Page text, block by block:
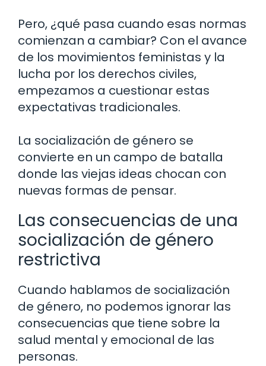
Pero, ¿qué pasa cuando esas normas
comienzan a cambiar? Con el avance
de los movimientos feministas y la
lucha por los derechos civiles,
empezamos a cuestionar estas
expectativas tradicionales.
La socialización de género se
convierte en un campo de batalla
donde las viejas ideas chocan con
nuevas formas de pensar.
Las consecuencias de una
socialización de género
restrictiva
Cuando hablamos de socialización
de género, no podemos ignorar las
consecuencias que tiene sobre la
salud mental y emocional de las
personas.